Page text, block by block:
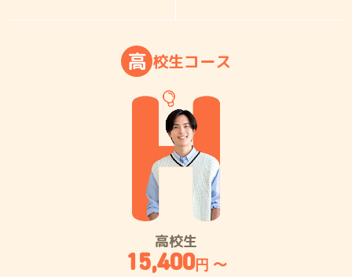
高 校生コース
高校生
15,400円 〜